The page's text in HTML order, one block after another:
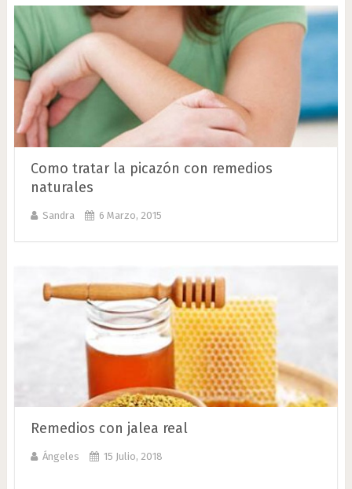
Como tratar la picazón con remedios
naturales
Sandra 6 Marzo, 2015
Remedios con jalea real
Ángeles 15 Julio, 2018